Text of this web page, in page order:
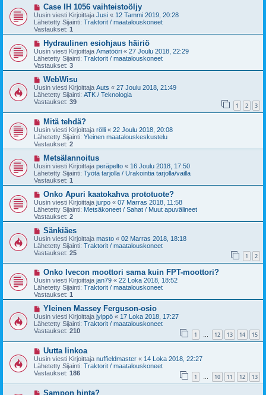
e
s
t
U
u
s
i
v
e
s
t
i
Case IH 1056 vaihteistoöljy
Uusin viesti Kirjoittaja Jusi « 12 Tammi 2019, 20:28
Lähetetty Sijainti: Traktorit / maatalouskoneet
Vastaukset: 1
U
u
s
i
v
s
t
i
Hydraulinen esiohjaus häiriö
Uusin viesti Kirjoittaja Amatööri « 27 Joulu 2018, 22:29
Lähetetty Sijainti: Traktorit / maatalouskoneet
Vastaukset: 3
U
u
s
i
v
i
e
s
t
i
WebWisu
Uusin viesti Kirjoittaja Auts « 27 Joulu 2018, 21:49
Lähetetty Sijainti: ATK / Teknologia
Vastaukset: 39 1 2 3
U
u
s
i
v
e
s
t
i
Mitä tehdä?
Uusin viesti Kirjoittaja rölli « 22 Joulu 2018, 20:08
Lähetetty Sijainti: Yleinen maatalouskeskustelu
Vastaukset: 2
U
u
s
i
v
s
t
i
Metsälannoitus
Uusin viesti Kirjoittaja peräpelto « 16 Joulu 2018, 17:50
Lähetetty Sijainti: Työtä tarjolla / Urakointia tarjolla/vailla
Vastaukset: 1
U
u
s
i
v
e
s
t
i
Onko Apuri kaatokahva prototuote?
Uusin viesti Kirjoittaja jurpo « 07 Marras 2018, 11:58
Lähetetty Sijainti: Metsäkoneet / Sahat / Muut apuvälineet
Vastaukset: 2
U
u
s
i
v
i
e
s
t
i
Sänkiäes
Uusin viesti Kirjoittaja masto « 02 Marras 2018, 18:18
Lähetetty Sijainti: Traktorit / maatalouskoneet
Vastaukset: 25 1 2
U
u
s
i
v
s
t
i
Onko Ivecon moottori sama kuin FPT-moottori?
Uusin viesti Kirjoittaja jan79 « 22 Loka 2018, 18:52
Lähetetty Sijainti: Traktorit / maatalouskoneet
Vastaukset: 1
U
u
s
i
i
s
t
i
Yleinen Massey Ferguson-osio
Uusin viesti Kirjoittaja jylppö « 17 Loka 2018, 17:27
Lähetetty Sijainti: Traktorit / maatalouskoneet
Vastaukset: 210 1 … 12 13 14 15
U
u
s
i
v
i
e
Uutta linkoa
Uusin viesti Kirjoittaja nuffieldmaster « 14 Loka 2018, 22:27
Lähetetty Sijainti: Traktorit / maatalouskoneet
Vastaukset: 186 1 … 10 11 12 13
USampon hinta?